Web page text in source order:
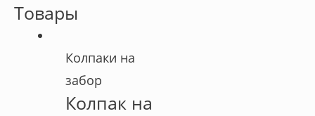
Товары
Колпаки на
забор
Колпак на